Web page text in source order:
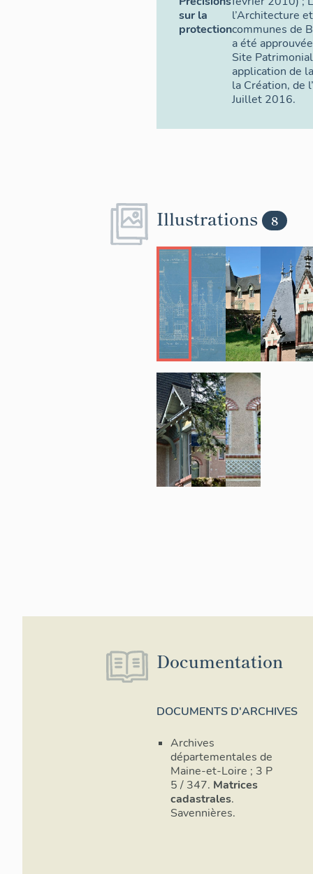
sur la
protection
l’Architecture
communes de
a été
Site
application de
la Création, de
Juillet 2016.
Illustrations 8
Documentation
DOCUMENTS D'ARCHIVES
Archives
départementales de
Maine-et-Loire ; 3 P
5 / 347. Matrices
cadastrales.
Savennières.